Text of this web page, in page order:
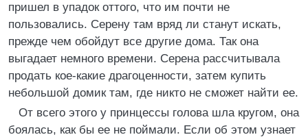
пришел в упадок оттого, что им почти не
пользовались. Серену там вряд ли станут искать,
прежде чем обойдут все другие дома. Так она
выгадает немного времени. Серена рассчитывала
продать кое-какие драгоценности, затем купить
небольшой домик там, где никто не сможет найти ее.
От всего этого у принцессы голова шла кругом, она
боялась, как бы ее не поймали. Если об этом узнает